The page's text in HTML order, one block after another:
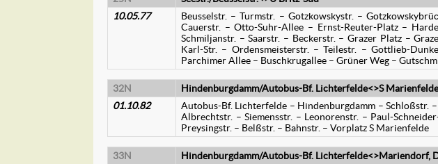
10.05.77
Beusselstr. – Turmstr. – Gotzkowskystr. –
Cauerstr. – Otto-Suhr-Allee – Ernst-Reuter-Platz –
Schmiljanstr. – Saarstr. – Beckerstr. – Grazer Platz –
Karl-Str. – Ordensmeisterstr. – Teilestr. – Gottlieb-
Parchimer Allee – Buschkrugallee – Grüner Weg –
32N
Hindenburgdamm/Autobus-Bf. Lichterfelde<>S Marienfelde
01.10.82
Autobus-Bf. Lichterfelde – Hindenburgdamm – Schloßstr.
Albrechtstr. – Siemensstr. – Leonorenstr. – Paul-
Preysingstr. – Belßstr. – Bahnstr. – Vorplatz S Marienfelde
33N
Hindenburgdamm/Autobus-Bf. Lichterfelde<>Mariendorf,